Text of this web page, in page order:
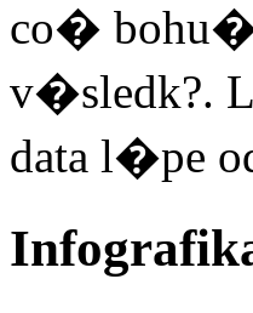
co�
v�sledk?.
data l�pe